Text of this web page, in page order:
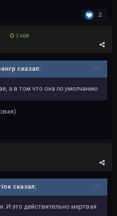
2
2 668
сказал:
а в том что она по умолчанию
сказал:
И это действительно мертвая